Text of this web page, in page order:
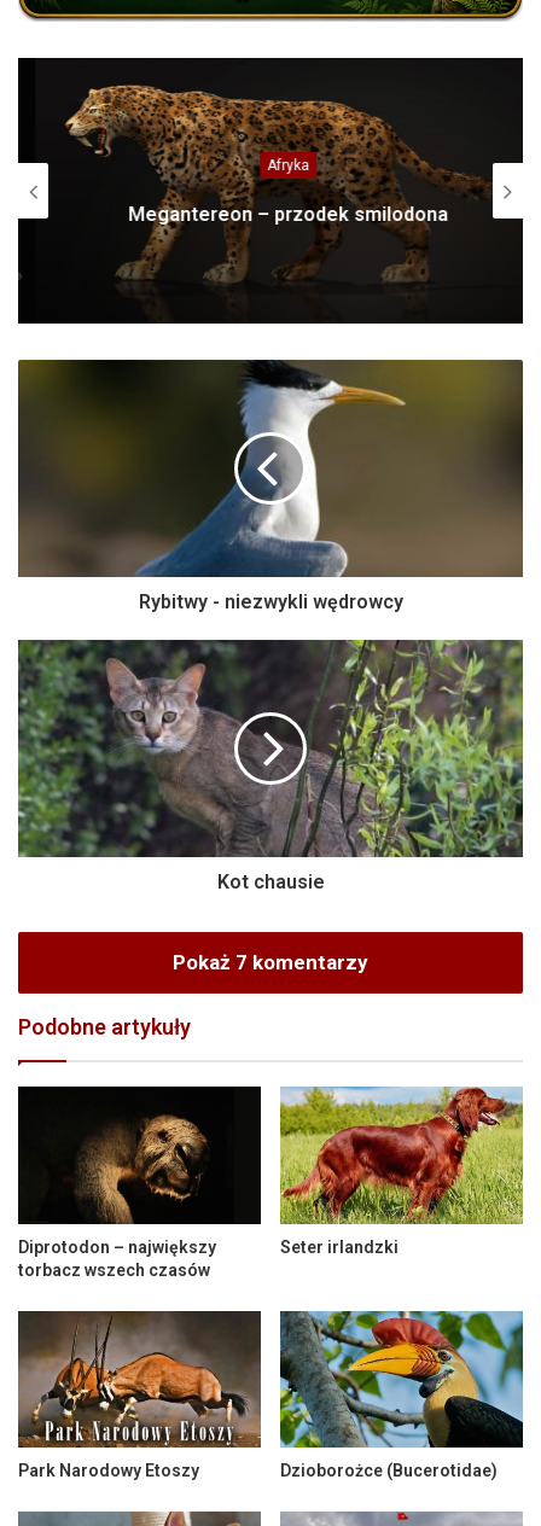
Afryka
Megantereon – przodek smilodona
Rybitwy - niezwykli wędrowcy
Kot chausie
Pokaż 7 komentarzy
Podobne artykuły
Diprotodon – największy
torbacz wszech czasów
Seter irlandzki
Park Narodowy Etoszy Dzioborożce (Bucerotidae)